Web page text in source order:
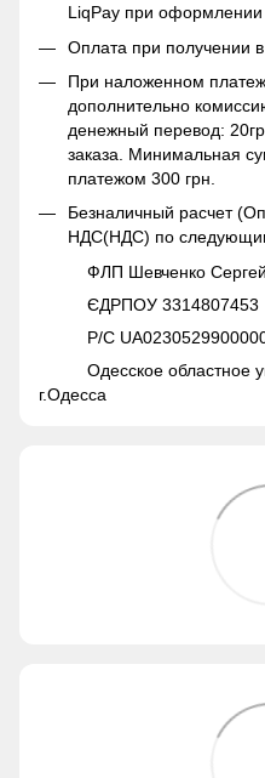
LiqPay при оформлении
Оплата при получении
При наложенном
дополнительно
денежный перевод:
заказа. Минимальная
платежом 300 грн.
Безналичный расчет
НДС(НДС) по
ФЛП Шевченко Сергей
ЄДРПОУ 3314807453
Р/С
Одесское областное
г.Одесса